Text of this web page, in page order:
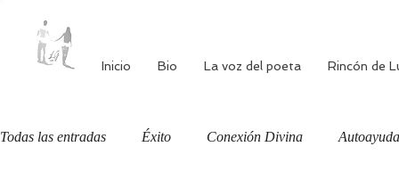
Inicio Bio La voz del poeta Rincón de
Todas las entradas Éxito Conexión Divina Autoayuda